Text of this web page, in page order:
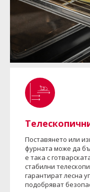
Поставянето или
фурната може да
е така с
стабилни
гарантират лесна
подобряват